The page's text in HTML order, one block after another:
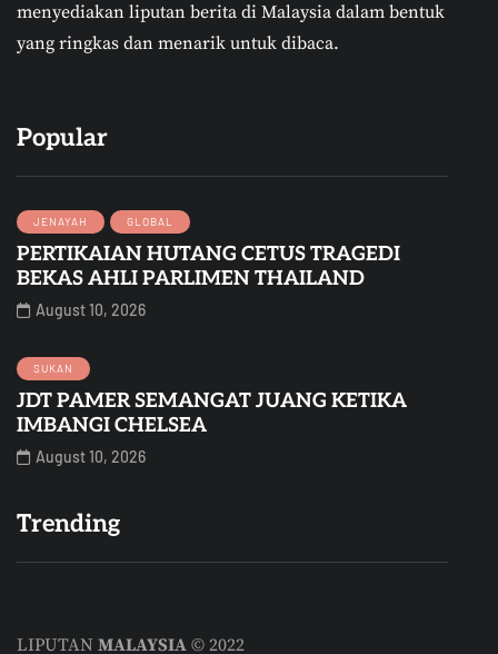
menyediakan liputan berita di Malaysia dalam bentuk
yang ringkas dan menarik untuk dibaca.
Popular
JENAYAH GLOBAL
PERTIKAIAN HUTANG CETUS TRAGEDI
BEKAS AHLI PARLIMEN THAILAND
August 10, 2026
SUKAN
JDT PAMER SEMANGAT JUANG KETIKA
IMBANGI CHELSEA
August 10, 2026
Trending
LIPUTAN MALAYSIA © 2022